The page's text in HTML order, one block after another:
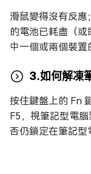
滑鼠變得沒有反應
的電池已耗盡（
中一個或兩個裝置
3.如何解凍
按住鍵盤上的 Fn
F5，視筆記型電
否仍鎖定在筆記型